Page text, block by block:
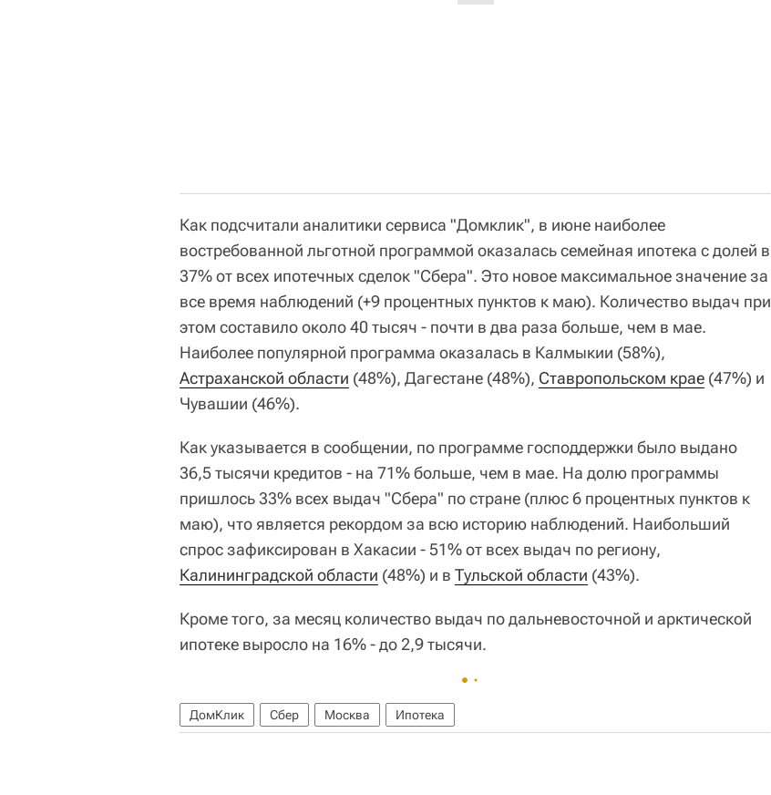
Как подсчитали аналитики сервиса "Домклик", в июне наиболее
востребованной льготной программой оказалась семейная ипотека с долей в
37% от всех ипотечных сделок "Сбера". Это новое максимальное значение за
все время наблюдений (+9 процентных пунктов к маю). Количество выдач при
этом составило около 40 тысяч - почти в два раза больше, чем в мае.
Наиболее популярной программа оказалась в Калмыкии (58%),
Астраханской области (48%), Дагестане (48%), Ставропольском крае (47%) и
Чувашии (46%).
Как указывается в сообщении, по программе господдержки было выдано
36,5 тысячи кредитов - на 71% больше, чем в мае. На долю программы
пришлось 33% всех выдач "Сбера" по стране (плюс 6 процентных пунктов к
маю), что является рекордом за всю историю наблюдений. Наибольший
спрос зафиксирован в Хакасии - 51% от всех выдач по региону,
Калининградской области (48%) и в Тульской области (43%).
Кроме того, за месяц количество выдач по дальневосточной и арктической
ипотеке выросло на 16% - до 2,9 тысячи.
ДомКлик Сбер Москва Ипотека